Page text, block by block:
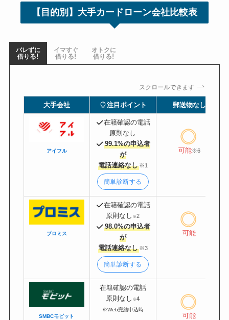
【目的別】大手カードローン会社比較表
バレずに
借り る!
イマすぐ
借り る!
オトクに
借り る!
スクロールできます
大手会社 注目ポイント 郵送物なし
アイフル
在籍確認の電話
原則 なし
99.1%の申込者
が
電話連絡なし※1
簡単診断する
可能※6
プロミス
在籍確認の電話
原則 なし ※2
98.0%の申込者
が
電話連絡なし※3
簡単診断する
可能
SMBCモビット
在籍確認の電話
原則 なし ※4
※Web完結申込時
可能